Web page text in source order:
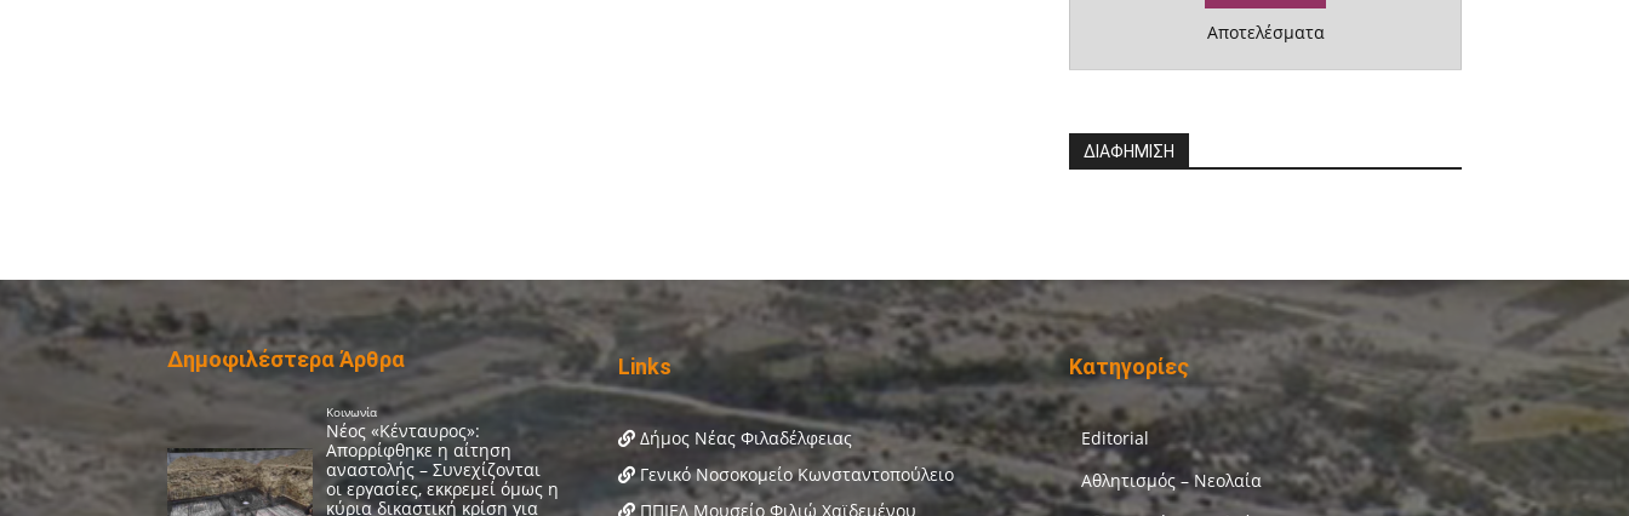
Αποτελέσματα
ΔΙΑΦΗΜΙΣΗ
Δημοφιλέστερα Άρθρα Links
Δήμος Νέας Φιλαδέλφειας
Γενικό Νοσοκομείο Κωνσταντοπούλειο
ΠΠΙΕΔ Μουσείο Φιλιώ Χαϊδεμένου
Κατηγορίες
Editorial
Αθλητισμός – Νεολαία